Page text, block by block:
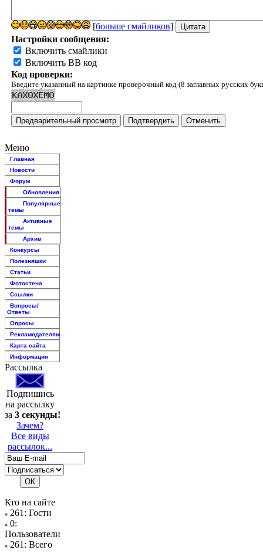
[больше смайликов]
Настройки сообщения:
Включить смайлики
Включить BB код
Код проверки:
Введите указанный на картинке проверочный код (8 заглавных русских
Меню
Главная
Новости
Форум
Обновления
Популярные
темы
Активные
темы
Архив
Конкурсы
Полезняшки
Статьи
Фотостена
Ссылки
Вопросы/
Ответы
Опросы
Рекламодателям
Карта сайта
Информация
Рассылка
Подпишись
на рассылку
за 3 секунды!
Зачем?
Все виды
рассылок...
Кто на сайте
261: Гости
0:
Пользователи
261: Всего